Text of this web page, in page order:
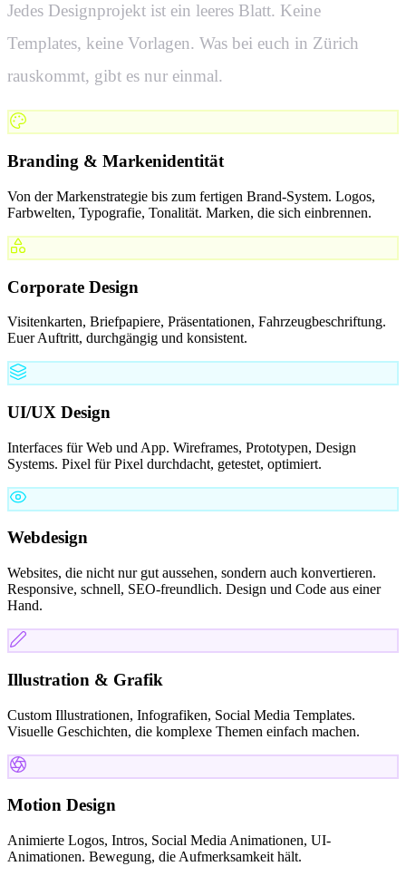
Jedes Designprojekt ist ein leeres Blatt. Keine
Templates, keine Vorlagen. Was bei euch in Zürich
rauskommt, gibt es nur einmal.
Branding & Markenidentität
Von der Markenstrategie bis zum fertigen Brand-System. Logos,
Farbwelten, Typografie, Tonalität. Marken, die sich einbrennen.
Corporate Design
Visitenkarten, Briefpapiere, Präsentationen, Fahrzeugbeschriftung.
Euer Auftritt, durchgängig und konsistent.
UI/UX Design
Interfaces für Web und App. Wireframes, Prototypen, Design
Systems. Pixel für Pixel durchdacht, getestet, optimiert.
Webdesign
Websites, die nicht nur gut aussehen, sondern auch konvertieren.
Responsive, schnell, SEO-freundlich. Design und Code aus einer
Hand.
Illustration & Grafik
Custom Illustrationen, Infografiken, Social Media Templates.
Visuelle Geschichten, die komplexe Themen einfach machen.
Motion Design
Animierte Logos, Intros, Social Media Animationen, UI-
Animationen. Bewegung, die Aufmerksamkeit hält.